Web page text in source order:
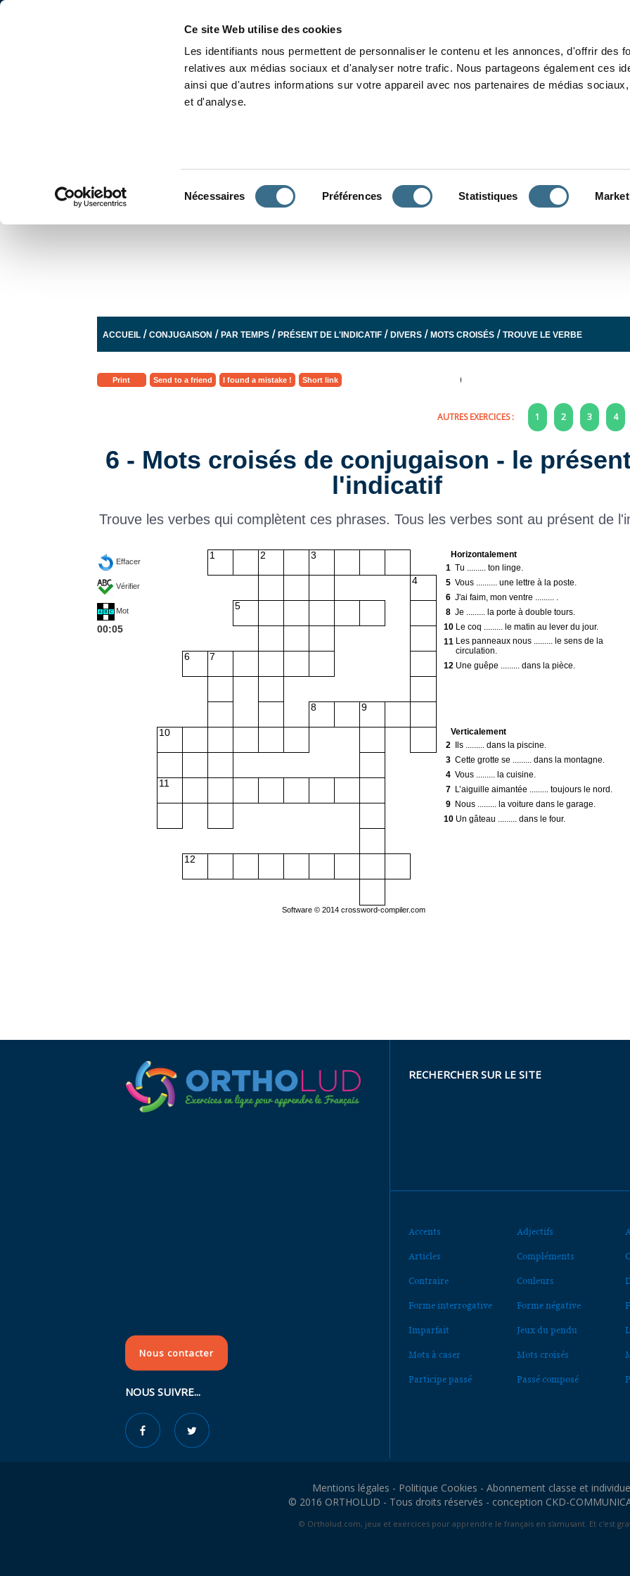
Ce site Web utilise des cookies
Les identifiants nous permettent de personnaliser le contenu et les annonces, d'offrir des
relatives aux médias sociaux et d'analyser notre trafic. Nous partageons également ces
ainsi que d'autres informations sur votre appareil avec nos partenaires de médias
et d'analyse.
Nécessaires Préférences Statistiques
ACCUEIL/ CONJUGAISON / PAR TEMPS/ PRÉSENT DE L'INDICATIF/ DIVERS/ MOTS CROISÉS/ TROUVE LE VERBE
Print Send to a friend I found a mistake ! Short link
AUTRES EXERCICES : 1 2 3 4
6 - Mots croisés de conjugaison - le
l'indicatif
Trouve les verbes qui complètent ces phrases. Tous les verbes sont au présent de
Effacer
Vérifier
Mot
00:06
Horizontalement
1 Tu ......... ton linge.
5 Vous .......... une lettre à la poste.
6 J'ai faim, mon ventre ......... .
8 Je ......... la porte à double tours.
10 Le coq ......... le matin au lever du jour.
11 Les panneaux nous ......... le sens de la
circulation.
12 Une guêpe ......... dans la pièce.
Verticalement
2
Ils ......... dans la piscine.
3 Cette grotte se ......... dans la montagne.
4 Vous ......... la cuisine.
7 L’aiguille aimantée ......... toujours le nord.
9 Nous ......... la voiture dans le garage.
10 Un gâteau ......... dans le four.
10
11
6
12
1
7
5
2 3
8 9
4
Software © 2014 crossword-compiler.com
Nous contacter
NOUS SUIVRE...
RECHERCHER SUR LE SITE
Accents Adjectifs
Articles Compléments
Contraire Couleurs
Forme interrogative Forme négative
Imparfait Jeux du pendu
Mots à caser Mots croisés
Participe passé Passé composé
Mentions légales - Politique Cookies - Abonnement classe et
© 2016 ORTHOLUD - Tous droits réservés - conception CKD-
© Ortholud.com, jeux et exercices pour apprendre le français en s'amusant. Et c'est